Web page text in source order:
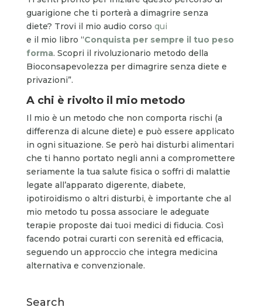
guarigione che ti porterà a dimagrire senza
diete? Trovi il mio audio corso qui
e il mio libro “Conquista per sempre il tuo peso
forma. Scopri il rivoluzionario metodo della
Bioconsapevolezza per dimagrire senza diete e
privazioni”.
A chi è rivolto il mio metodo
Il mio è un metodo che non comporta rischi (a
differenza di alcune diete) e può essere applicato
in ogni situazione. Se però hai disturbi alimentari
che ti hanno portato negli anni a compromettere
seriamente la tua salute fisica o soffri di malattie
legate all’apparato digerente, diabete,
ipotiroidismo o altri disturbi, è importante che al
mio metodo tu possa associare le adeguate
terapie proposte dai tuoi medici di fiducia. Così
facendo potrai curarti con serenità ed efficacia,
seguendo un approccio che integra medicina
alternativa e convenzionale.
Search